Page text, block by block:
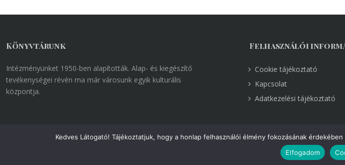
Könyvtárunk
Intézményünket 1950-ben alapították. Alap- és kiegészítő
tevékenységei révén ma már városunk egyik kulturális
központja.
Felhasználói
Cookie tájékoztató
Kapcsolat
Adatkezelési tájékoztató
Kedves Látogató! Tájékoztatjuk, hogy a honlap felhasználói élmény fokozásának
Elfogadom